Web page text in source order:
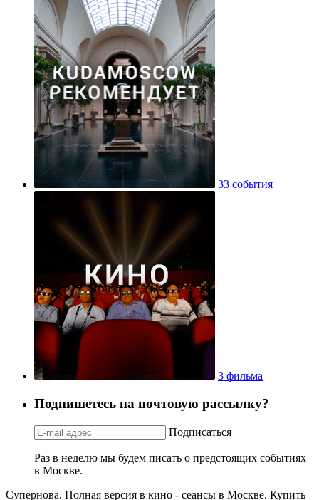
33 события
3 фильма
Подпишетесь на почтовую рассылку?
Подписаться
Раз в неделю мы будем писать о предстоящих событиях
в Москве.
Супернова. Полная версия в кино - сеансы в Москве. Купить